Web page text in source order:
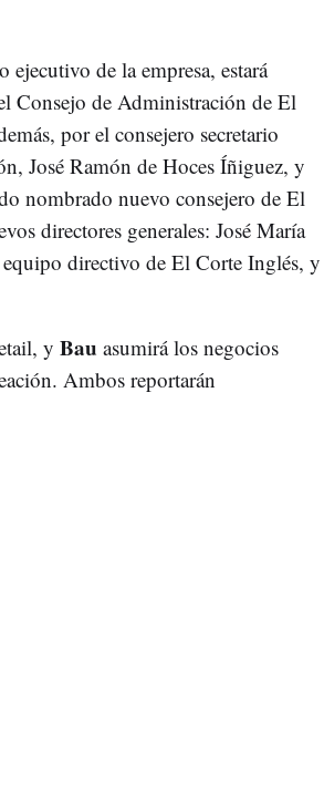
de la empresa, estará
Consejo de Administración de El
por el consejero secretario
José Ramón de Hoces Íñiguez, y
nombrado nuevo consejero de El
directores generales: José María
directivo de El Corte Inglés, y
y Bau asumirá los negocios
Ambos reportarán